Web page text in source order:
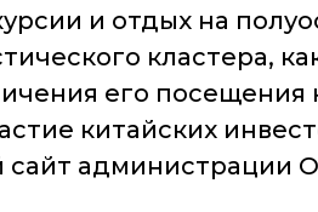
и отдых на
кластера,
его посещения
китайских
сайт администрации